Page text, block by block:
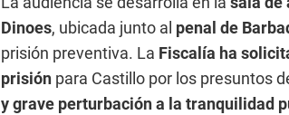
Dinoes, ubicada junto al penal de
prisión preventiva. La Fiscalía ha
prisión para Castillo por los presuntos
y grave perturbación a la tranquilidad